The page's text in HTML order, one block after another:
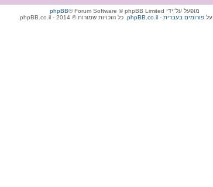
מופעל על־ידי phpBB® Forum Software © phpBB Limited
עלphpBB.co.il - פורומים בעברית . כל הזכויות שמורות © 2014 - phpBB.co.il.